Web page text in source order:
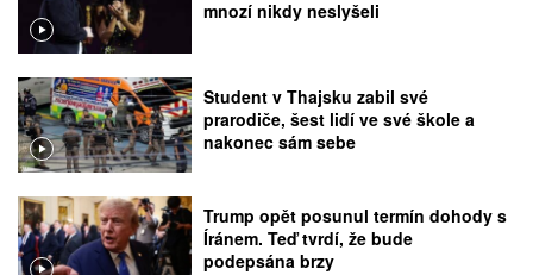
mnozí nikdy neslyšeli
Student v Thajsku zabil své
prarodiče, šest lidí ve své škole a
nakonec sám sebe
Trump opět posunul termín dohody s
Íránem. Teď tvrdí, že bude
podepsána brzy